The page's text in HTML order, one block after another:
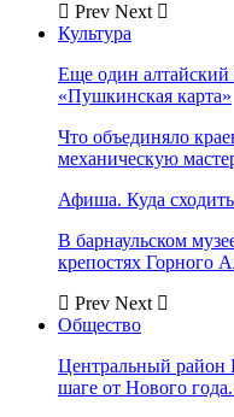
Prev Next
Культура
Еще один алтайский
«Пушкинская карта»
Что объединяло
механическую
Афиша. Куда
В барнаульском
крепостях Горного
Prev Next
Общество
Центральный район
шаге от Нового